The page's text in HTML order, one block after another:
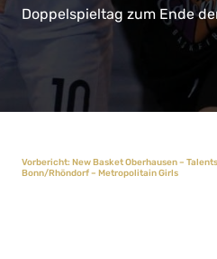
Doppelspieltag zum Ende
Vorbericht: New Basket Oberhausen –
Bonn/Rhöndorf – Metropolitain Girls